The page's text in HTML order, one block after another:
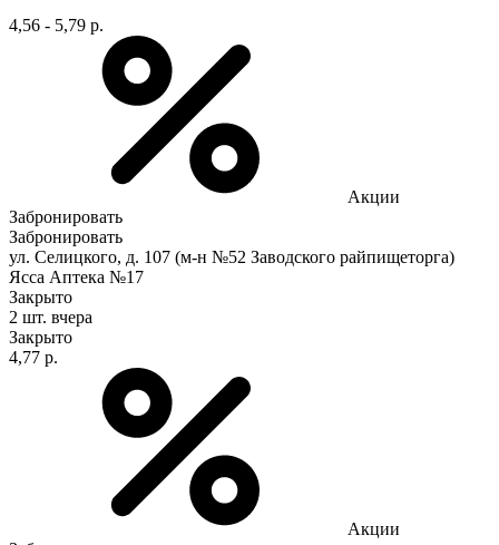
4,56 - 5,79 р.
Акции
Забронировать
Забронировать
ул. Селицкого, д. 107 (м-н №52 Заводского райпищеторга)
Ясса Аптека №17
Закрыто
2 шт. вчера
Закрыто
4,77 р.
Акции